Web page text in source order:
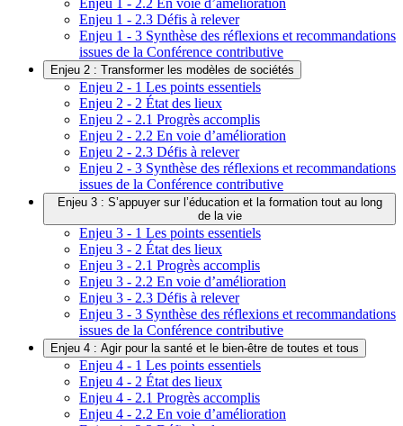
Enjeu 1 - 2.2 En voie d’amélioration
Enjeu 1 - 2.3 Défis à relever
Enjeu 1 - 3 Synthèse des réflexions et recommandations
issues de la Conférence contributive
Enjeu 2 : Transformer les modèles de sociétés
Enjeu 2 - 1 Les points essentiels
Enjeu 2 - 2 État des lieux
Enjeu 2 - 2.1 Progrès accomplis
Enjeu 2 - 2.2 En voie d’amélioration
Enjeu 2 - 2.3 Défis à relever
Enjeu 2 - 3 Synthèse des réflexions et recommandations
issues de la Conférence contributive
Enjeu 3 : S’appuyer sur l’éducation et la formation tout au long
de la vie
Enjeu 3 - 1 Les points essentiels
Enjeu 3 - 2 État des lieux
Enjeu 3 - 2.1 Progrès accomplis
Enjeu 3 - 2.2 En voie d’amélioration
Enjeu 3 - 2.3 Défis à relever
Enjeu 3 - 3 Synthèse des réflexions et recommandations
issues de la Conférence contributive
Enjeu 4 : Agir pour la santé et le bien-être de toutes et tous
Enjeu 4 - 1 Les points essentiels
Enjeu 4 - 2 État des lieux
Enjeu 4 - 2.1 Progrès accomplis
Enjeu 4 - 2.2 En voie d’amélioration